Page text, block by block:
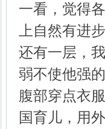
一看，觉得
上自然有进步
还有一层，
弱不使他强
腹部穿点衣
国育儿，用